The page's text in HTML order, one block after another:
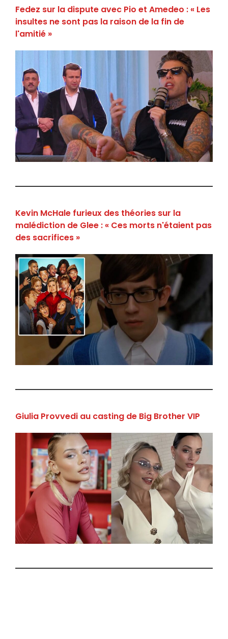
Fedez sur la dispute avec Pio et Amedeo : « Les
insultes ne sont pas la raison de la fin de
l'amitié »
Kevin McHale furieux des théories sur la
malédiction de Glee : « Ces morts n'étaient pas
des sacrifices »
Giulia Provvedi au casting de Big Brother VIP